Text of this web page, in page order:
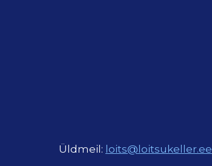
Üldmeil: loits@loitsukeller.ee